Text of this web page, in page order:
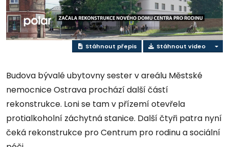
video
Stáhnout přepis Stáhnout video
Budova bývalé ubytovny sester v areálu Městské
nemocnice Ostrava prochází další částí
rekonstrukce. Loni se tam v přízemí otevřela
protialkoholní záchytná stanice. Další čtyři patra nyní
čeká rekonstrukce pro Centrum pro rodinu a sociální